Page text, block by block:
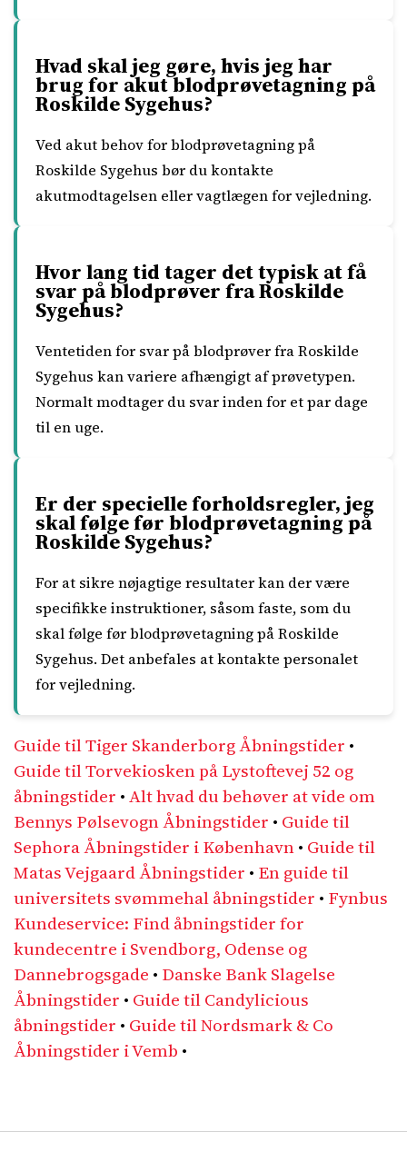
Hvad skal jeg gøre, hvis jeg har
brug for akut blodprøvetagning på
Roskilde Sygehus?
Ved akut behov for blodprøvetagning på
Roskilde Sygehus bør du kontakte
akutmodtagelsen eller vagtlægen for vejledning.
Hvor lang tid tager det typisk at få
svar på blodprøver fra Roskilde
Sygehus?
Ventetiden for svar på blodprøver fra Roskilde
Sygehus kan variere afhængigt af prøvetypen.
Normalt modtager du svar inden for et par dage
til en uge.
Er der specielle forholdsregler, jeg
skal følge før blodprøvetagning på
Roskilde Sygehus?
For at sikre nøjagtige resultater kan der være
specifikke instruktioner, såsom faste, som du
skal følge før blodprøvetagning på Roskilde
Sygehus. Det anbefales at kontakte personalet
for vejledning.
Guide til Tiger Skanderborg Åbningstider •
Guide til Torvekiosken på Lystoftevej 52 og
åbningstider •Alt hvad du behøver at vide om
Bennys Pølsevogn Åbningstider • Guide til
Sephora Åbningstider i København• Guide til
Matas Vejgaard Åbningstider • En guide til
universitets svømmehal åbningstider • Fynbus
Kundeservice: Find åbningstider for
kundecentre i Svendborg, Odense og
Dannebrogsgade • Danske Bank Slagelse
Åbningstider • Guide til Candylicious
åbningstider • Guide til Nordsmark & Co
Åbningstider i Vemb •